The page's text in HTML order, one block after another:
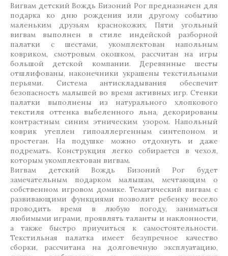
Вигвам детский Вождь Бизоний Рог предназначен для
подарка ко дню рождения или другому событию
маленьким друзьям краснокожих. Пяти угольный
вигвам выполнен в стиле индейской разборной
палатки с шестами, укомплектован напольным
ковриком, смотровым окошком, рассчитан на игры
большой детской компании. Деревянные шесты
отшлифованы, наконечники украшены текстильными
перьями. Система антискладывания обеспечит
безопасность малышей во время активных игр. Стенки
палатки выполнены из натурального хлопкового
текстиля оттенка выбеленного льна, декорированы
контрастным синим этническим узором. Напольный
коврик утеплен гипоаллергенным синтепоном и
простеган. На подушке можно отдохнуть и даже
подремать. Конструкция легко собирается в чехол,
которым укомплектован вигвам.
Вигвам детский Вождь Бизоний Рог будет
замечательным подарком малышам, мечтающим о
собственном игровом домике. Тематический вигвам с
развивающими функциями позволит ребенку весело
проводить время в любую погоду, заниматься
любимыми играми, проявлять таланты и наклонности,
а также быстро приучиться к самостоятельности.
Текстильная палатка имеет безупречное качество
сборки, рассчитана на долговечную эксплуатацию,